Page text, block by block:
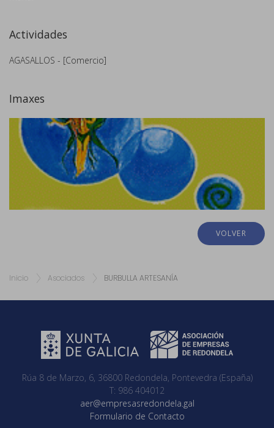
Actividades
AGASALLOS - [Comercio]
Imaxes
VOLVER
Inicio Asociados BURBULLA ARTESANÍA
Rúa 8 de Marzo, 6, 36800 Redondela, Pontevedra (España)
T: 986 404012
aer@empresasredondela.gal
Formulario de Contacto